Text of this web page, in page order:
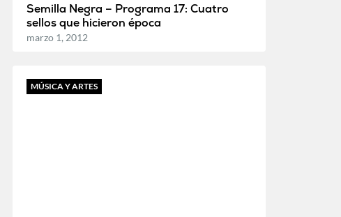
Semilla Negra – Programa 17: Cuatro
sellos que hicieron época
marzo 1, 2012
MÚSICA Y ARTES